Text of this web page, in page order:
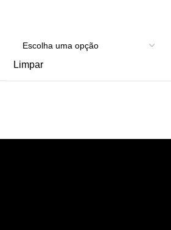
Limpar